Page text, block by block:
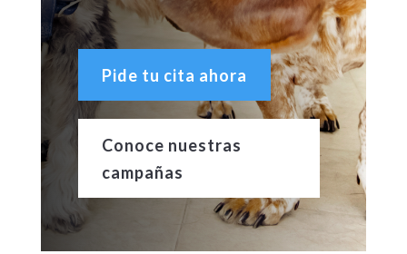
Pide tu cita ahora
Conoce nuestras
campañas